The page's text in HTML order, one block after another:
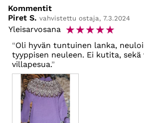
Kommentit
Piret S. vahvistettu ostaja, 7.3.2024
Yleisarvosana ☆☆☆☆☆
Oli hyvän tuntuinen lanka,
tyyppisen neuleen. Ei kutita, sekä
villapesua.